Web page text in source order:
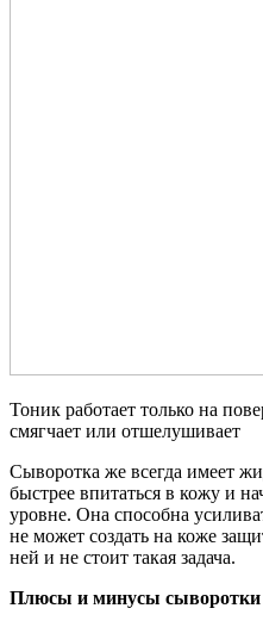
Тоник работает только на
смягчает или отшелушивает
Сыворотка же всегда имеет
быстрее впитаться в кожу и
уровне. Она способна
не может создать на коже
ней и не стоит такая задача.
Плюсы и минусы сыворотки